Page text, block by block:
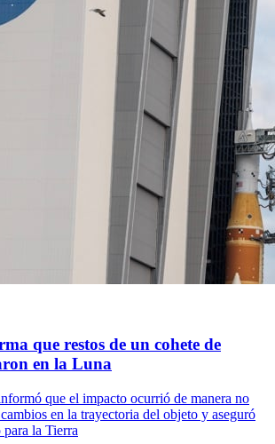
que restos de un cohete de
en la Luna
que el impacto ocurrió de manera no
en la trayectoria del objeto y aseguró
la Tierra